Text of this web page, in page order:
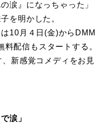
涙』になっちゃった」
を明かした。
10月４日(金)からDMM
配信もスタートする。
新感覚コメディをお見
涙」